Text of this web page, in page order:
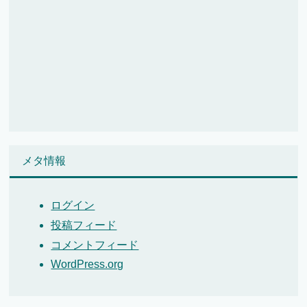
メタ情報
ログイン
投稿フィード
コメントフィード
WordPress.org